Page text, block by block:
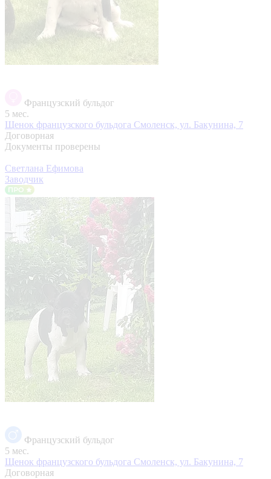
Французский бульдог
5 мес.
Щенок французского бульдога Смоленск, ул. Бакунина, 7
Договорная
Документы проверены
Светлана Ефимова
Заводчик
Французский бульдог
5 мес.
Щенок французского бульдога Смоленск, ул. Бакунина, 7
Договорная